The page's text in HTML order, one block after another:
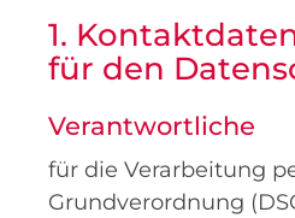
1.
für den
Verantwortliche
für die Verarbeitung
Grundverordnung